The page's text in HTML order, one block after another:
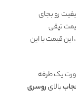
رو بجای
تپقی
قیمت با این
یک طرفه
بالایروسری